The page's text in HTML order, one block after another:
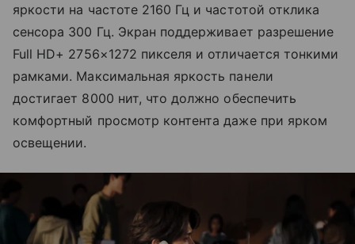
яркости на частоте 2160 Гц и частотой отклика
сенсора 300 Гц. Экран поддерживает разрешение
Full HD+ 2756×1272 пикселя и отличается тонкими
рамками. Максимальная яркость панели
достигает 8000 нит, что должно обеспечить
комфортный просмотр контента даже при ярком
освещении.